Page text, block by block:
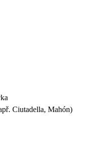
Ciutadella, Mahón)